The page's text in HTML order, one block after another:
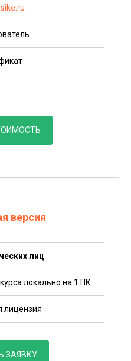
версия
лиц
локально на 1 ПК
лицензия
ЗАЯВКУ